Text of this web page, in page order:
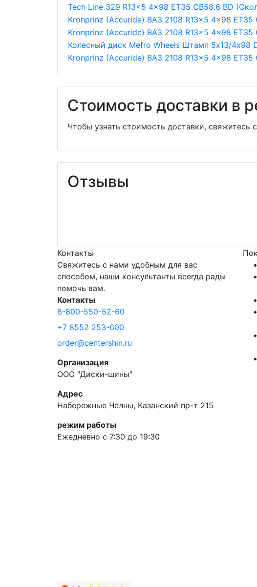
Tech Line 329 R13x5 4x98 ET35 CB58.6 BD
Kronprinz (Accuride) ВАЗ 2108 R13x5 4x98
Kronprinz (Accuride) ВАЗ 2108 R13x5 4x98 ET35
Колесный диск Mefro Wheels Штамп 5х13/4х98
Kronprinz (Accuride) ВАЗ 2108 R13x5 4x98 ET35
Стоимость доставки в
Чтобы узнать стоимость доставки,
Отзывы
Контакты
Свяжитесь с нами удобным для вас
способом, наши консультанты всегда рады
помочь вам.
Контакты
8-800-550-52-60
+7 8552 253-600
order@centershin.ru
Организация
ООО "Диски-шины"
Адрес
Набережные Челны, Казанский пр-т 215
режим работы
Ежедневно с 7:30 до 19:30